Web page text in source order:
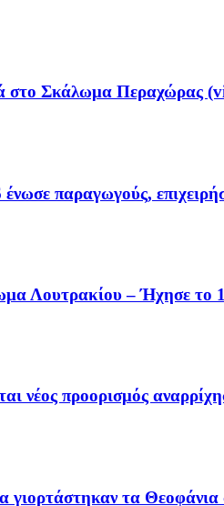
στο Σκάλωμα Περαχώρας
παραγωγούς,
Λουτρακίου – Ήχησε το
νέος προορισμός
γιορτάστηκαν τα